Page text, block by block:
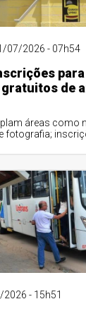
07/2026 - 07h54
para
de
áreas como
fotografia;
- 15h51